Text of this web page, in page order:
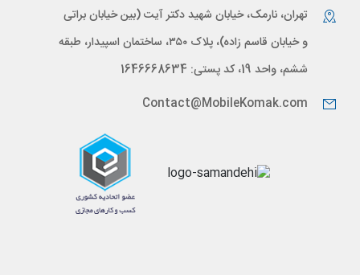
تهران، نارمک، خیابان شهید دکتر آیت (بین خیابان براتی
و خیابان قاسم زاده)، پلاک ۳۵۰، ساختمان اسپیدار، طبقه
ششم، واحد 19، کد پستی: 1646668634
Contact@MobileKomak.com